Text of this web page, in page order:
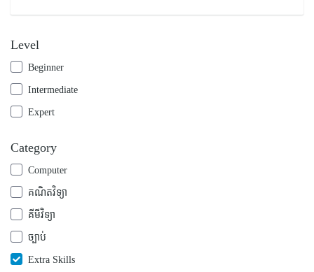
Level
Beginner
Intermediate
Expert
Category
Computer
គណិតវិទ្យា
គីមីវិទ្យា
ច្បាប់
Extra Skills